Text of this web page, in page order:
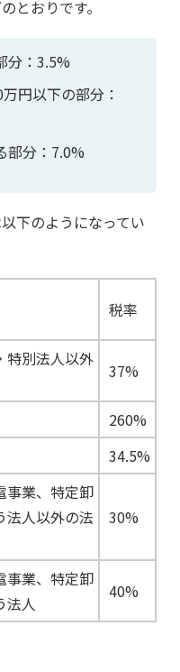
とおりです。
分：3.5%
円以下の部分：
部分：7.0%
下のようになってい
税率
特別法人以外
37%
260%
34.5%
事業、特定卸
法人以外の法
30%
事業、特定卸
法人
40%